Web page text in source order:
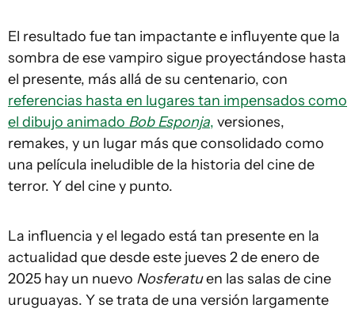
El resultado fue tan impactante e influyente que la
sombra de ese vampiro sigue proyectándose hasta
el presente, más allá de su centenario, con
referencias hasta en lugares tan impensados como
el dibujo animado Bob Esponja, versiones,
remakes, y un lugar más que consolidado como
una película ineludible de la historia del cine de
terror. Y del cine y punto.
La influencia y el legado está tan presente en la
actualidad que desde este jueves 2 de enero de
2025 hay un nuevo Nosferatuen las salas de cine
uruguayas. Y se trata de una versión largamente